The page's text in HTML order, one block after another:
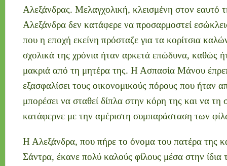
Αλεξάνδρας. Μελαγχολική, κλεισμένη στον εαυτό
Αλεξάνδρα δεν κατάφερε να προσαρμοστεί
που η εποχή εκείνη πρόσταζε για τα κορίτσια
σχολικά της χρόνια ήταν αρκετά επώδυνα, καθώς
μακριά από τη μητέρα της. Η Ασπασία Μάνου
εξασφαλίσει τους οικονομικούς πόρους που ήταν
μπορέσει να σταθεί δίπλα στην κόρη της και να τη
κατάφερνε με την αμέριστη συμπαράσταση των
Η Αλεξάνδρα, που πήρε το όνομα του πατέρα της
Σάντρα, έκανε πολύ καλούς φίλους μέσα στην ίδια